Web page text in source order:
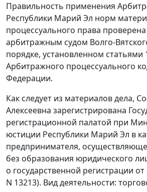
Правильность применения
Республики Марий Эл норм
процессуального права
арбитражным судом Волго-
порядке, установленном статьями
Арбитражного процессуального
Федерации.
Как следует из материалов дела,
Алексеевна зарегистрирована
регистрационной палатой при
юстиции Республики Марий Эл в
предпринимателя,
без образования юридического
о государственной регистрации
N 13213). Вид деятельности: